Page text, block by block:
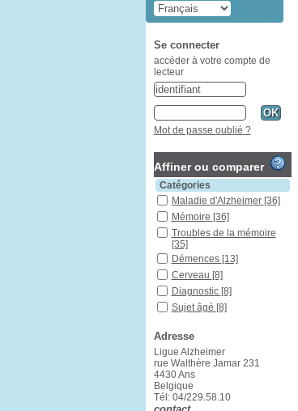
Se connecter
accéder à votre compte de
lecteur
Mot de passe oublié ?
Affiner ou comparer
Catégories
Maladie d'Alzheimer [36]
Mémoire [36]
Troubles de la mémoire
[35]
Démences [13]
Cerveau [8]
Diagnostic [8]
Sujet âgé [8]
Recherche biomédicale
[6]
Bistrots mémoire[5]
Traitement non-
médicamenteux
Aidants
Adresse
Ligue Alzheimer
rue Walthère Jamar 231
4430 Ans
Belgique
Tél: 04/229.58.10